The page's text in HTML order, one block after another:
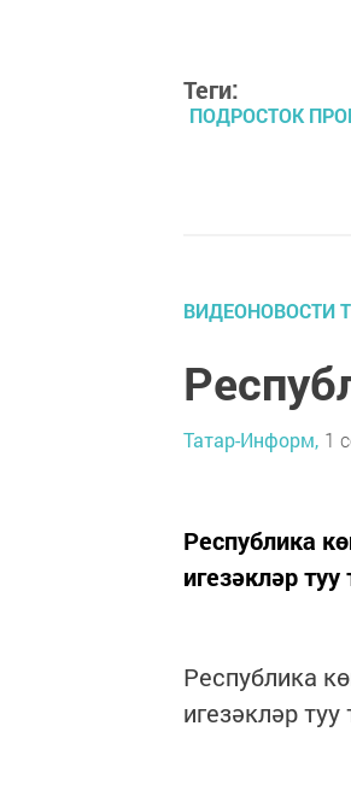
Теги:
ПОДРОСТОК
ВИДЕОНОВОСТИ
Татар-Информ, 1
Республика
игезәкләр
Республика
игезәкләр